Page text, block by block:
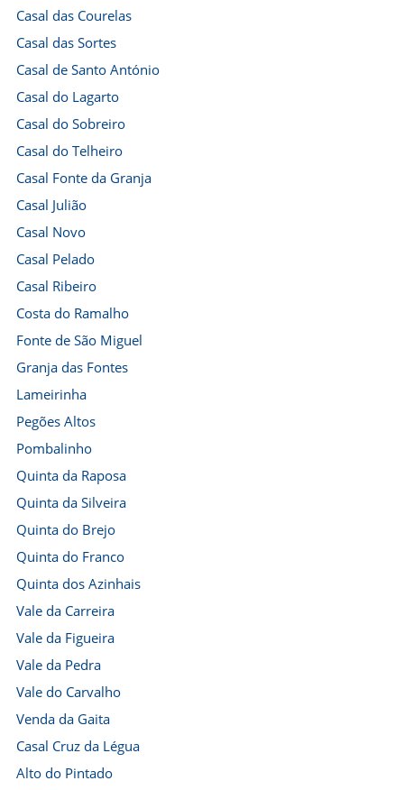
Casal das Courelas
Casal das Sortes
Casal de Santo António
Casal do Lagarto
Casal do Sobreiro
Casal do Telheiro
Casal Fonte da Granja
Casal Julião
Casal Novo
Casal Pelado
Casal Ribeiro
Costa do Ramalho
Fonte de São Miguel
Granja das Fontes
Lameirinha
Pegões Altos
Pombalinho
Quinta da Raposa
Quinta da Silveira
Quinta do Brejo
Quinta do Franco
Quinta dos Azinhais
Vale da Carreira
Vale da Figueira
Vale da Pedra
Vale do Carvalho
Venda da Gaita
Casal Cruz da Légua
Alto do Pintado